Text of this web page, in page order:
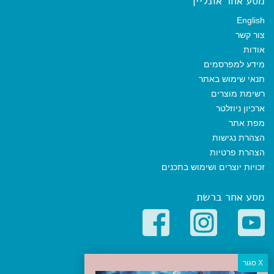
English
צור קשר
אודות
מידע למפרסמים
תנאי שימוש באתר
רשימת מוצרים
ארכיון ניוזלטר
מפת אתר
הצהרת נגישות
הצהרת פרטיות
זכויות יוצרים ושימוש בתכנים
מסע אחר ברשת
קטגוריות פופולריות